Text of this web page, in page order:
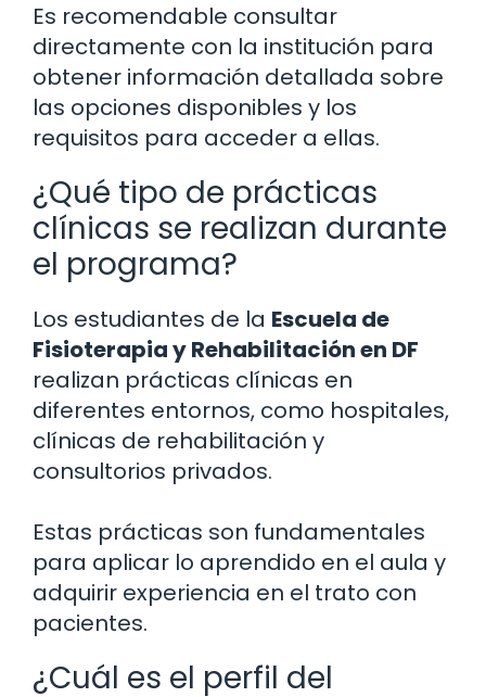
Es recomendable consultar
directamente con la institución para
obtener información detallada sobre
las opciones disponibles y los
requisitos para acceder a ellas.
¿Qué tipo de prácticas
clínicas se realizan durante
el programa?
Los estudiantes de la Escuela de
Fisioterapia y Rehabilitación en DF
realizan prácticas clínicas en
diferentes entornos, como hospitales,
clínicas de rehabilitación y
consultorios privados.
Estas prácticas son fundamentales
para aplicar lo aprendido en el aula y
adquirir experiencia en el trato con
pacientes.
¿Cuál es el perfil del